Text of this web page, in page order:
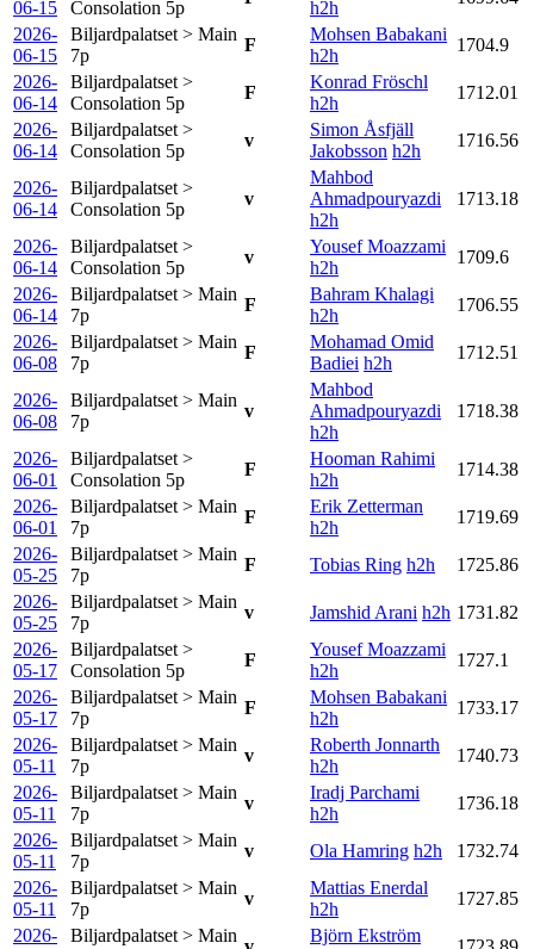
06-15
Consolation 5p
h2h
2026-
06-15
Biljardpalatset > Main
7p
F
Mohsen Babakani
h2h
1704.9
2026-
06-14
Biljardpalatset >
Consolation 5p
F
Konrad Fröschl
h2h
1712.01
2026-
06-14
Biljardpalatset >
Consolation 5p
v
Simon Åsfjäll
Jakobsson h2h
1716.56
2026-
06-14
Biljardpalatset >
Consolation 5p
v
Mahbod
Ahmadpouryazdi
h2h
1713.18
2026-
06-14
Biljardpalatset >
Consolation 5p
v
Yousef Moazzami
h2h
1709.6
2026-
06-14
Biljardpalatset > Main
7p
F
Bahram Khalagi
h2h
1706.55
2026-
06-08
Biljardpalatset > Main
7p
F
Mohamad Omid
Badiei h2h
1712.51
2026-
06-08
Biljardpalatset > Main
7p
v
Mahbod
Ahmadpouryazdi
h2h
1718.38
2026-
06-01
Biljardpalatset >
Consolation 5p
F
Hooman Rahimi
h2h
1714.38
2026-
06-01
Biljardpalatset > Main
7p
F
Erik Zetterman
h2h
1719.69
2026-
05-25
Biljardpalatset > Main
7p
F Tobias Ring h2h
1725.86
2026-
05-25
Biljardpalatset > Main
7p
v Jamshid Arani h2h 1731.82
2026-
05-17
Biljardpalatset >
Consolation 5p
F
Yousef Moazzami
h2h
1727.1
2026-
05-17
Biljardpalatset > Main
7p
F
Mohsen Babakani
h2h
1733.17
2026-
05-11
Biljardpalatset > Main
7p
v
Roberth Jonnarth
h2h
1740.73
2026-
05-11
Biljardpalatset > Main
7p
v
Iradj Parchami
h2h
1736.18
2026-
05-11
Biljardpalatset > Main
7p
v Ola Hamring h2h
1732.74
2026-
05-11
Biljardpalatset > Main
7p
v
Mattias Enerdal
h2h
1727.85
2026-
Biljardpalatset > Main
Björn Ekström